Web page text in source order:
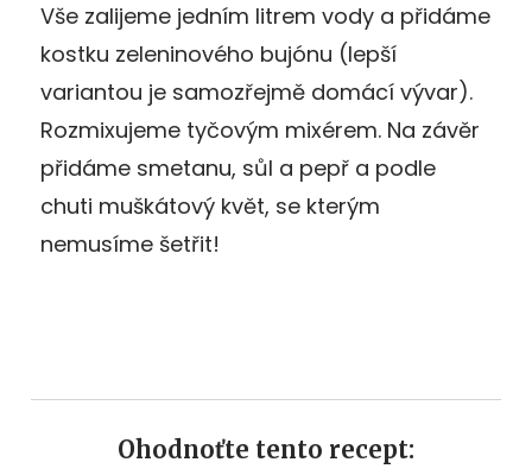
Vše zalijeme jedním litrem vody a přidáme
kostku zeleninového bujónu (lepší
variantou je samozřejmě domácí vývar).
Rozmixujeme tyčovým mixérem. Na závěr
přidáme smetanu, sůl a pepř a podle
chuti muškátový květ, se kterým
nemusíme šetřit!
Ohodnoťte tento recept: